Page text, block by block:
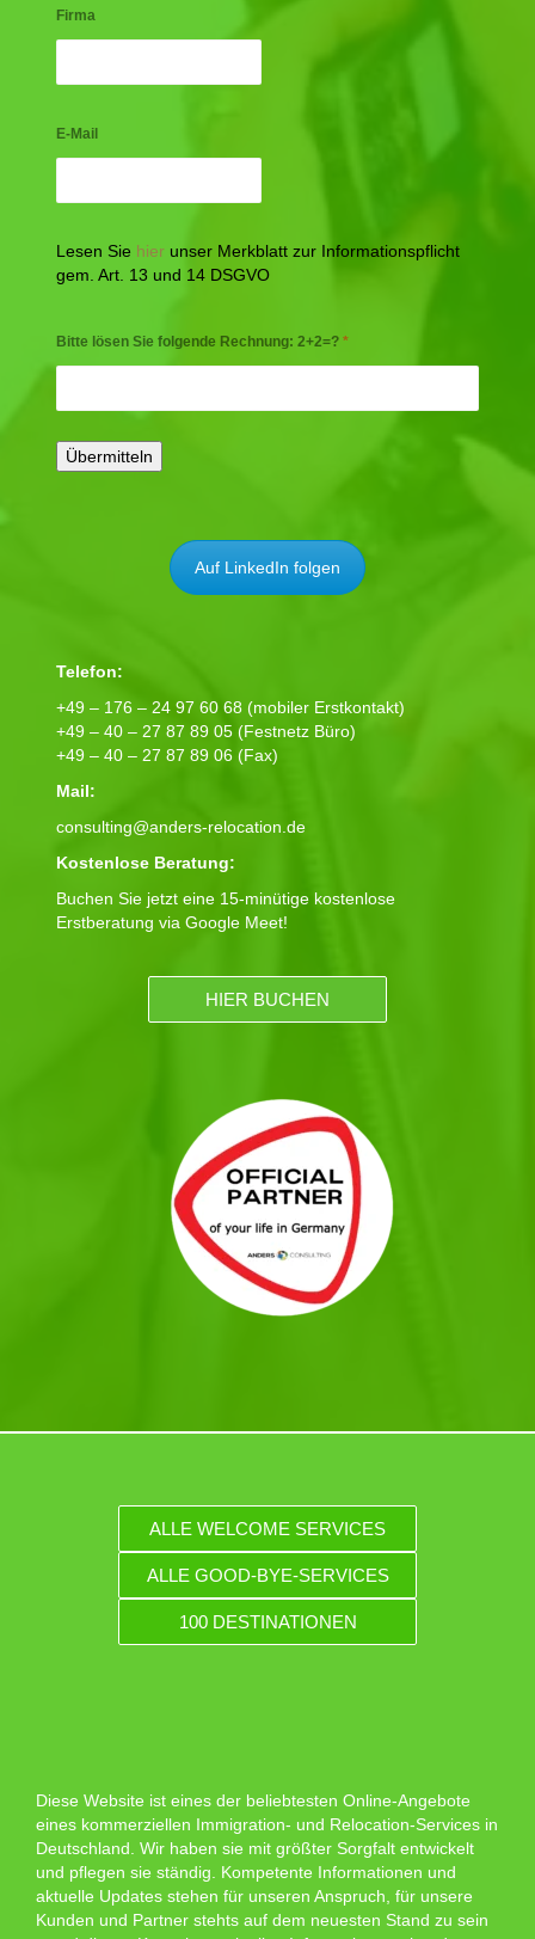
Firma
E-Mail
Lesen Sie hier unser Merkblatt zur Informationspflicht
gem. Art. 13 und 14 DSGVO
Bitte lösen Sie folgende Rechnung: 2+2=? *
Auf LinkedIn folgen
Telefon:
+49 – 176 – 24 97 60 68 (mobiler Erstkontakt)
+49 – 40 – 27 87 89 05 (Festnetz Büro)
+49 – 40 – 27 87 89 06 (Fax)
Mail:
consulting@anders-relocation.de
Kostenlose Beratung:
Buchen Sie jetzt eine 15-minütige kostenlose
Erstberatung via Google Meet!
HIER BUCHEN
ALLE WELCOME SERVICES
ALLE GOOD-BYE-SERVICES
100 DESTINATIONEN
Diese Website ist eines der beliebtesten Online-Angebote
eines kommerziellen Immigration- und Relocation-Services in
Deutschland. Wir haben sie mit größter Sorgfalt entwickelt
und pflegen sie ständig. Kompetente Informationen und
aktuelle Updates stehen für unseren Anspruch, für unsere
Kunden und Partner stehts auf dem neuesten Stand zu sein